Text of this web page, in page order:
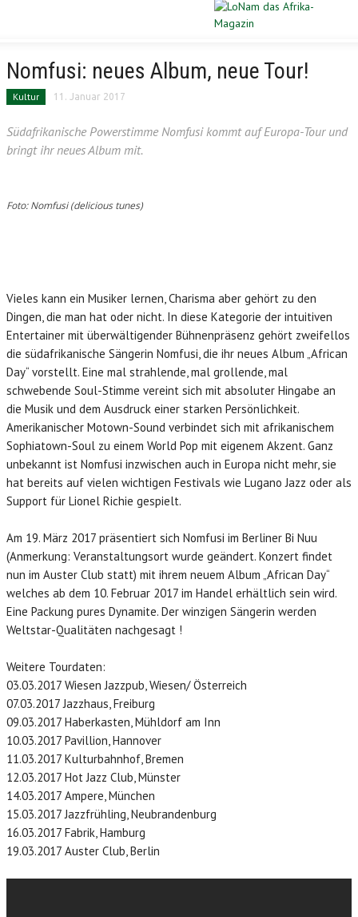
STARTSEITE
DIASPORA
POLITIK
SPORT
VERLOSUNG
LONAM ABONNIEREN
JOBS / PRAKTIKUM
Nomfusi: neues Album, neue Tour!
Kultur 11. Januar 2017
Südafrikanische Powerstimme Nomfusi kommt auf Europa-Tour und
bringt ihr neues Album mit.
Foto: Nomfusi (delicious tunes)
Vieles kann ein Musiker lernen, Charisma aber gehört zu den
Dingen, die man hat oder nicht. In diese Kategorie der intuitiven
Entertainer mit überwältigender Bühnenpräsenz gehört zweifellos
die südafrikanische Sängerin Nomfusi, die ihr neues Album „African
Day“ vorstellt. Eine mal strahlende, mal grollende, mal
schwebende Soul-Stimme vereint sich mit absoluter Hingabe an
die Musik und dem Ausdruck einer starken Persönlichkeit.
Amerikanischer Motown-Sound verbindet sich mit afrikanischem
Sophiatown-Soul zu einem World Pop mit eigenem Akzent. Ganz
unbekannt ist Nomfusi inzwischen auch in Europa nicht mehr, sie
hat bereits auf vielen wichtigen Festivals wie Lugano Jazz oder als
Support für Lionel Richie gespielt.
Am 19. März 2017 präsentiert sich Nomfusi im Berliner Bi Nuu
(Anmerkung: Veranstaltungsort wurde geändert. Konzert findet
nun im Auster Club statt) mit ihrem neuem Album „African Day“
welches ab dem 10. Februar 2017 im Handel erhältlich sein wird.
Eine Packung pures Dynamite. Der winzigen Sängerin werden
Weltstar-Qualitäten nachgesagt !
Weitere Tourdaten:
03.03.2017 Wiesen Jazzpub, Wiesen/ Österreich
07.03.2017 Jazzhaus, Freiburg
09.03.2017 Haberkasten, Mühldorf am Inn
10.03.2017 Pavillion, Hannover
11.03.2017 Kulturbahnhof, Bremen
12.03.2017 Hot Jazz Club, Münster
14.03.2017 Ampere, München
15.03.2017 Jazzfrühling, Neubrandenburg
16.03.2017 Fabrik, Hamburg
19.03.2017 Auster Club, Berlin